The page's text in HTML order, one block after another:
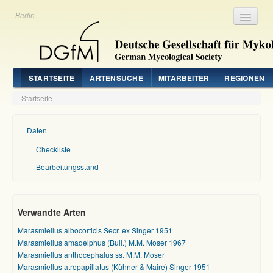
Berlin
STARTSEITE ARTENSUCHE MITARBEITER REGIONEN
Startseite
Daten
Checkliste
Bearbeitungsstand
Verwandte Arten
Marasmiellus albocorticis Secr. ex Singer 1951
Marasmiellus amadelphus (Bull.) M.M. Moser 1967
Marasmiellus anthocephalus ss. M.M. Moser
Marasmiellus atropapillatus (Kühner & Maire) Singer 1951